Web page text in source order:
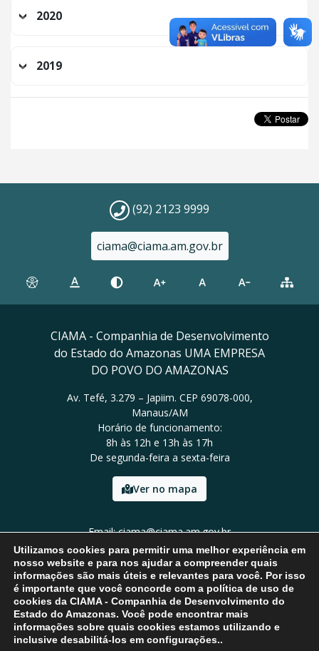
2020
2019
(92) 2123 9999
ciama@ciama.am.gov.br
CIAMA - Companhia de Desenvolvimento
do Estado do Amazonas UMA EMPRESA
DO POVO DO AMAZONAS
Av. Tefé, 3.279 – Japiim. CEP 69078-000,
Manaus/AM
Horário de funcionamento:
8h às 12h e 13h às 17h
De segunda-feira a sexta-feira
Ver no mapa
Email: ciama@ciama.am.gov.br
Tel: (92) 2123 9999
Utilizamos cookies para permitir uma melhor experiência em
nosso website e para nos ajudar a compreender quais
informações são mais úteis e relevantes para você. Por isso
é importante que você concorde com a política de uso de
cookies da CIAMA - Companhia de Desenvolvimento do
Estado do Amazonas. Você pode encontrar mais
informações sobre quais cookies estamos utilizando e
inclusive desabilitá-los em configurações..